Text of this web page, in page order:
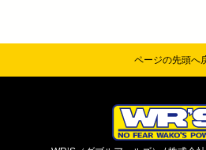
ページの先頭へ